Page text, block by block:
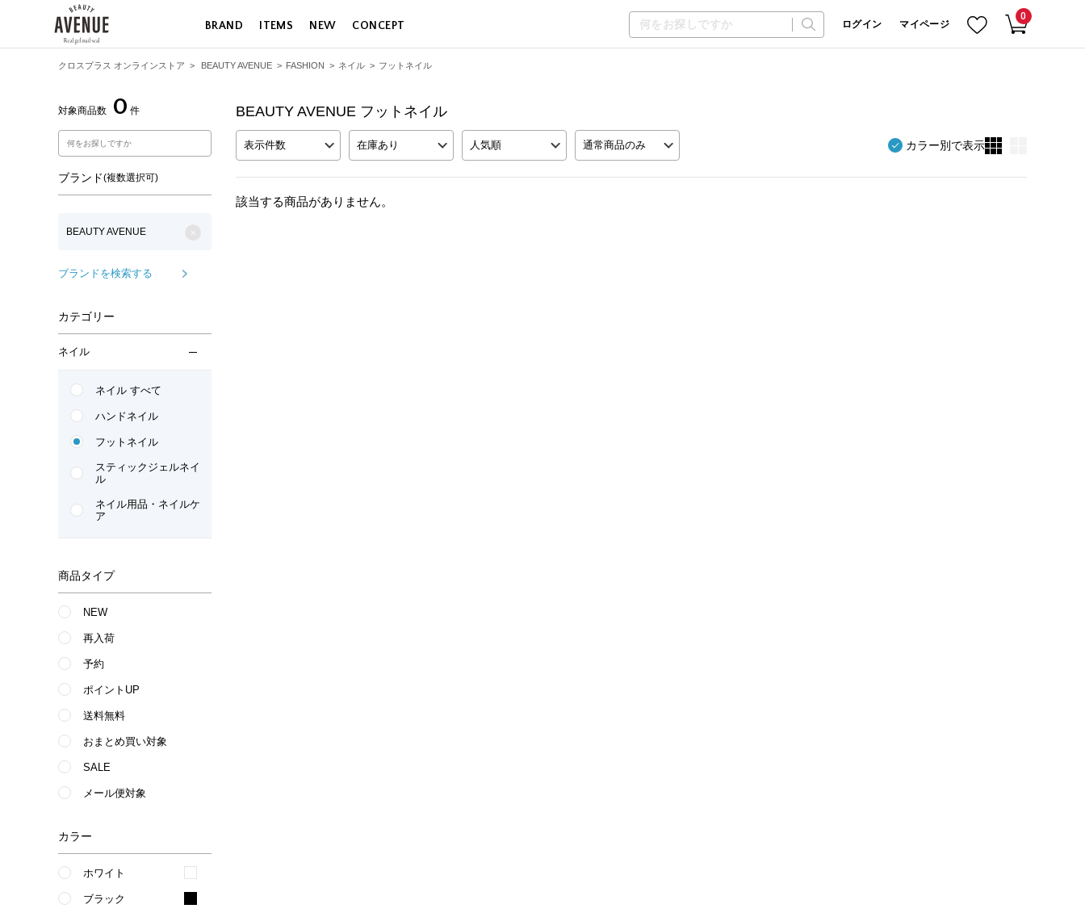
BRAND ITEMS NEW CONCEPT ログイン マイページ
0
クロスプラス オンラインストア > BEAUTY AVENUE > FASHION > ネイル > フットネイル
対象商品数 0 件 BEAUTY AVENUE フットネイル
ブランド(複数選択可)
BEAUTY AVENUE
ブランドを検索する
カテゴリー
ネイル
ネイル すべて
ハンドネイル
フットネイル
スティックジェルネイ
ル
ネイル用品・ネイルケ
ア
商品タイプ
NEW
再入荷
予約
ポイントUP
送料無料
おまとめ買い対象
SALE
メール便対象
カラー
ホワイト
ブラック
表示件数 在庫あり 人気順 通常商品のみ カラー別で表示
該当する商品がありません。